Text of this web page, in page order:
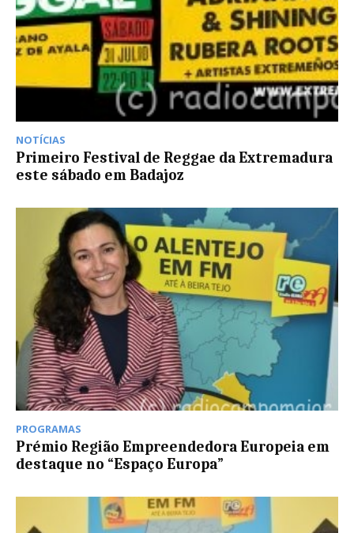
NOTÍCIAS
Primeiro Festival de Reggae da Extremadura
este sábado em Badajoz
PROGRAMAS
Prémio Região Empreendedora Europeia em
destaque no “Espaço Europa”